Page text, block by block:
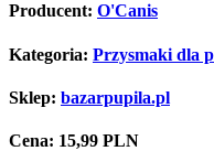
Producent: O'Canis
Kategoria: Przysmaki dla
Sklep: bazarpupila.pl
Cena: 15,99 PLN